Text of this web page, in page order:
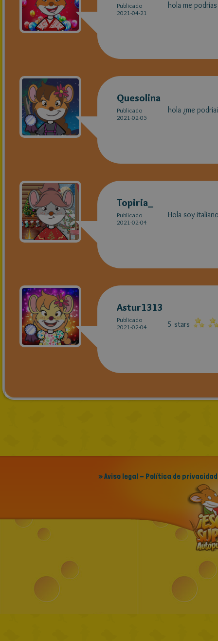
Publicado
2021-04-21
hola me
Quesolina
Publicado
2021-02-05
hola ¿me
Topiria_
Publicado
2021-02-04
Hola soy
Astur1313
Publicado
2021-02-04
5 stars
» Aviso legal - Política de privacidad